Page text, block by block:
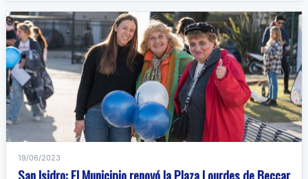
19/06/2023
San Isidro: El Municipio renovó la Plaza Lourdes de Beccar